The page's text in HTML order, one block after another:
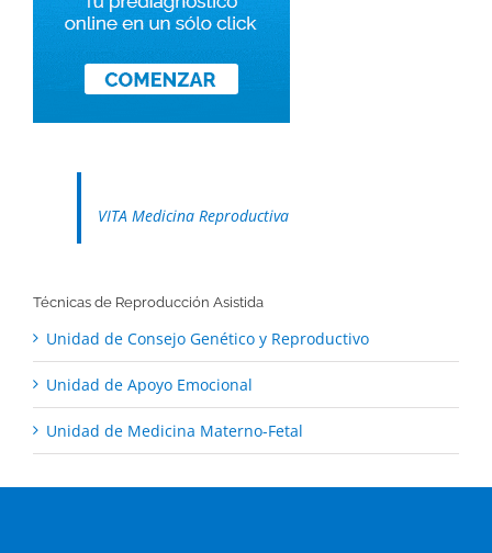
VITA Medicina Reproductiva
Técnicas de Reproducción Asistida
Unidad de Consejo Genético y Reproductivo
Unidad de Apoyo Emocional
Unidad de Medicina Materno-Fetal